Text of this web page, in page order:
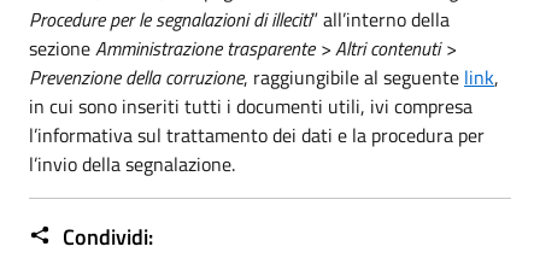
Procedure per le segnalazioni di illeciti” all’interno della
sezioneAmministrazione trasparente > Altri contenuti >
Prevenzione della corruzione, raggiungibile al seguente link,
in cui sono inseriti tutti i documenti utili, ivi compresa
l’informativa sul trattamento dei dati e la procedura per
l’invio della segnalazione.
Condividi: